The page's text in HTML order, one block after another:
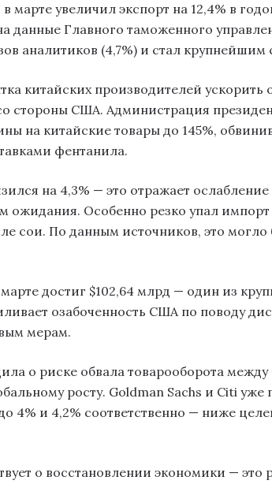
в марте увеличил экспорт на 12,4% в
данные Главного таможенного
аналитиков (4,7%) и стал крупнейшим
китайских производителей ускорить
стороны США. Администрация
на китайские товары до 145%,
фентанила.
на 4,3% — это отражает ослабление
ожидания. Особенно резко упал
сои. По данным источников, это могло
достиг $102,64 млрд — один из
озабоченность США по поводу
мерам.
о риске обвала товарооборота
росту. Goldman Sachs и Citi уже
4% и 4,2% соответственно — ниже
о восстановлении экономики —